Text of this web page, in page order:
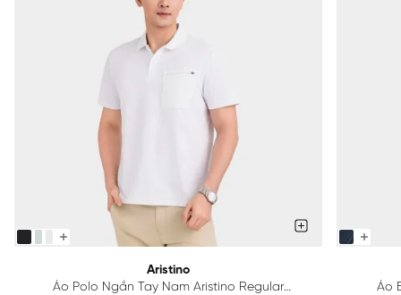
Aristino
Áo Polo Ngắn Tay Nam Aristino Regular
Áo